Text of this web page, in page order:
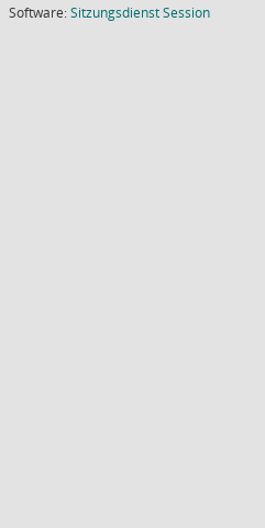
Software:SitzungsdienstSession(Wird in